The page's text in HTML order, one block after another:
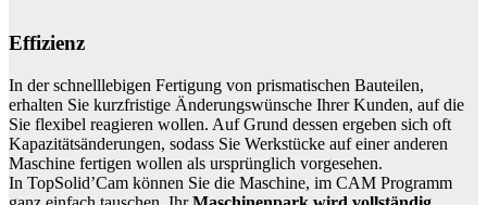
Effizienz
In der schnelllebigen Fertigung von prismatischen Bauteilen,
erhalten Sie kurzfristige Änderungswünsche Ihrer Kunden, auf die
Sie flexibel reagieren wollen. Auf Grund dessen ergeben sich oft
Kapazitätsänderungen, sodass Sie Werkstücke auf einer anderen
Maschine fertigen wollen als ursprünglich vorgesehen.
In TopSolid’Cam können Sie die Maschine, im CAM Programm